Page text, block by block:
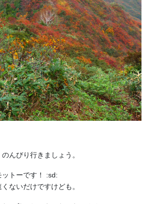
んびり行きましょう。
トーです！ :sd:
ないだけですけども。